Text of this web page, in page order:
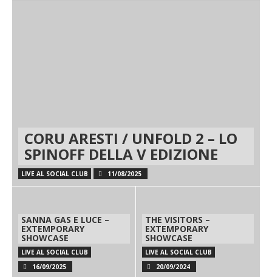
CORU ARESTI / UNFOLD 2 – LO
SPINOFF DELLA V EDIZIONE
LIVE AL SOCIAL CLUB 11/08/2025
SANNA GAS E LUCE –
EXTEMPORARY
SHOWCASE
LIVE AL SOCIAL CLUB
16/09/2025
THE VISITORS –
EXTEMPORARY
SHOWCASE
LIVE AL SOCIAL CLUB
20/09/2024